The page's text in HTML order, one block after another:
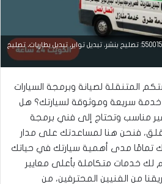
كراج متنقل الكويت 24 ساعة 55001552: تصليح بنشر، تبديل تواير، تبديل بطاريات، تصليح
المتنقلة لصيانة وبرمجة السيارات
سريعة وموثوقة لسيارتك؟ هل
مناسب وتحتاج إلى فني برمجة
فنحن هنا لمساعدتك على مدار
تمامًا مدى أهمية سيارتك في حياتك
لك خدمات متكاملة بأعلى معايير
من الفنيين المحترفين، من